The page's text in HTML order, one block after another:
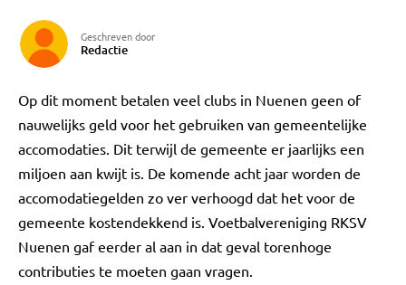
Geschreven door
Redactie
Op dit moment betalen veel clubs in Nuenen geen of
nauwelijks geld voor het gebruiken van gemeentelijke
accomodaties. Dit terwijl de gemeente er jaarlijks een
miljoen aan kwijt is. De komende acht jaar worden de
accomodatiegelden zo ver verhoogd dat het voor de
gemeente kostendekkend is. Voetbalvereniging RKSV
Nuenen gaf eerder al aan in dat geval torenhoge
contributies te moeten gaan vragen.